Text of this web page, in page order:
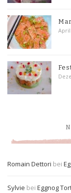
April
Romain Dettori bei
Sylvie bei Eggnog